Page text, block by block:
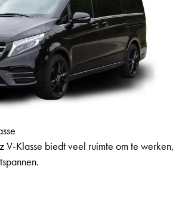
V-Klasse biedt veel ruimte om te werken,